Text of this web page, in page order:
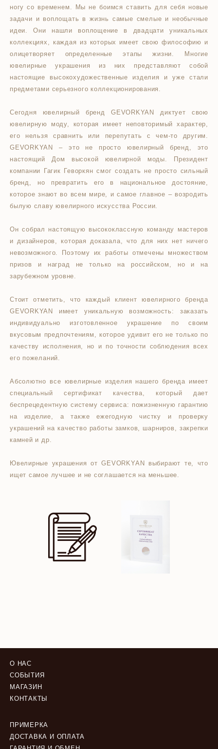
ногу со временем. Мы не боимся ставить для себя новые
задачи и воплощать в жизнь самые смелые и необычные
идеи. Они нашли воплощение в двадцати уникальных
коллекциях, каждая из которых имеет свою философию и
олицетворяет определенные этапы жизни. Многие
ювелирные украшения из них представляют собой
настоящие высокохудожественные изделия и уже стали
предметами серьезного коллекционирования.
Сегодня ювелирный бренд GEVORKYAN диктует свою
ювелирную моду, которая имеет неповторимый характер,
его нельзя сравнить или перепутать с чем-то другим.
GEVORKYAN – это не просто ювелирный бренд, это
настоящий Дом высокой ювелирной моды. Президент
компании Гагик Геворкян смог создать не просто сильный
бренд, но превратить его в национальное достояние,
которое знают во всем мире, и самое главное – возродить
былую славу ювелирного искусства России.
Он собрал настоящую высококлассную команду мастеров
и дизайнеров, которая доказала, что для них нет ничего
невозможного. Поэтому их работы отмечены множеством
призов и наград не только на российском, но и на
зарубежном уровне.
Стоит отметить, что каждый клиент ювелирного бренда
GEVORKYAN имеет уникальную возможность: заказать
индивидуально изготовленное украшение по своим
вкусовым предпочтениям, которое удивит его не только по
качеству исполнения, но и по точности соблюдения всех
его пожеланий.
Абсолютно все ювелирные изделия нашего бренда имеет
специальный сертификат качества, который дает
беспрецедентную систему сервиса: пожизненную гарантию
на изделие, а также ежегодную чистку и проверку
украшений на качество работы замков, шарниров, закрепки
камней и др.
Ювелирные украшения от GEVORKYAN выбирают те, что
ищет самое лучшее и не соглашается на меньшее.
О НАС
СОБЫТИЯ
МАГАЗИН
КОНТАКТЫ
ПРИМЕРКА
ДОСТАВКА И ОПЛАТА